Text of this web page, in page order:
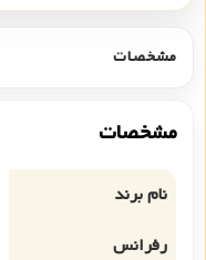
مشخصات
مشخصات
نام برند
رفرانس